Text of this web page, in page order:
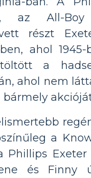
az All-Boy
részt
ahol
a
ahol nem
a
Phillips Exeter
és Finny